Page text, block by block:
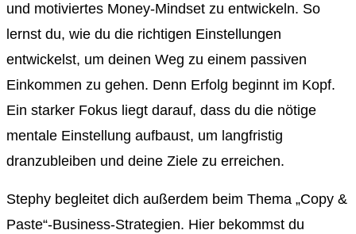
und motiviertes Money-Mindset zu entwickeln. So
lernst du, wie du die richtigen Einstellungen
entwickelst, um deinen Weg zu einem passiven
Einkommen zu gehen. Denn Erfolg beginnt im Kopf.
Ein starker Fokus liegt darauf, dass du die nötige
mentale Einstellung aufbaust, um langfristig
dranzubleiben und deine Ziele zu erreichen.
Stephy begleitet dich außerdem beim Thema „Copy &
Paste“-Business-Strategien. Hier bekommst du